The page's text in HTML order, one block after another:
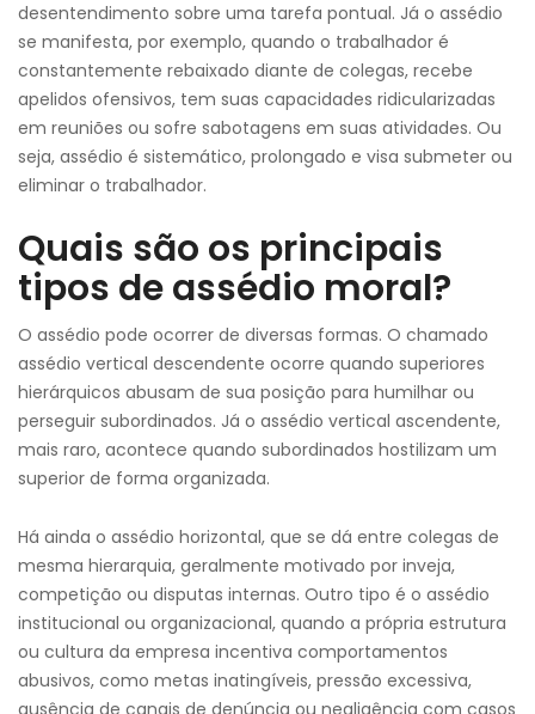
desentendimento sobre uma tarefa pontual. Já o assédio
se manifesta, por exemplo, quando o trabalhador é
constantemente rebaixado diante de colegas, recebe
apelidos ofensivos, tem suas capacidades ridicularizadas
em reuniões ou sofre sabotagens em suas atividades. Ou
seja, assédio é sistemático, prolongado e visa submeter ou
eliminar o trabalhador.
Quais são os principais
tipos de assédio moral?
O assédio pode ocorrer de diversas formas. O chamado
assédio vertical descendente ocorre quando superiores
hierárquicos abusam de sua posição para humilhar ou
perseguir subordinados. Já o assédio vertical ascendente,
mais raro, acontece quando subordinados hostilizam um
superior de forma organizada.
Há ainda o assédio horizontal, que se dá entre colegas de
mesma hierarquia, geralmente motivado por inveja,
competição ou disputas internas. Outro tipo é o assédio
institucional ou organizacional, quando a própria estrutura
ou cultura da empresa incentiva comportamentos
abusivos, como metas inatingíveis, pressão excessiva,
ausência de canais de denúncia ou negligência com casos